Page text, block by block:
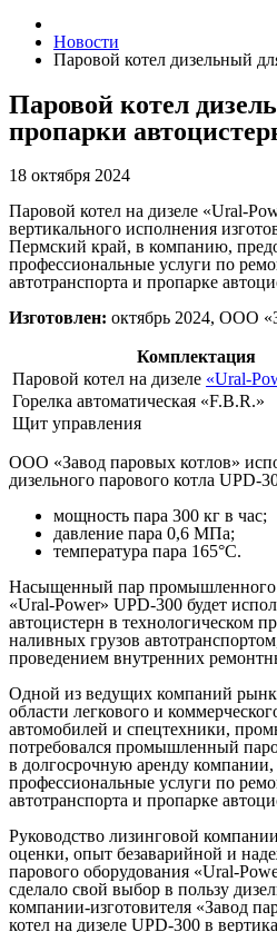
Новости
Паровой котел дизельный
Паровой котел
пропарки
18 октября 2024
Паровой котел на дизеле «Ural-
вертикального исполнения
Пермский край, в компанию,
профессиональные услуги по
автотранспорта и пропарке
Изготовлен: октябрь 2024, ООО
Комплектация
Паровой котел на дизеле «Ural-
Горелка автоматическая «F.B.R.»
Щит управления
ООО «Завод паровых котлов»
дизельного парового котла UPD-
мощность пара 300 кг в час;
давление пара 0,6 МПа;
температура пара 165°С.
Насыщенный пар промышленного
«Ural-Power» UPD-300 будет
автоцистерн в технологическом
наливных грузов
проведением внутренних
Одной из ведущих компаний
области легкового и
автомобилей и спецтехники,
потребовался промышленный
в долгосрочную аренду
профессиональные услуги по
автотранспорта и пропарке
Руководство лизинговой
оценки, опыт безаварийной и
парового оборудования «Ural-
сделало свой выбор в пользу
компании-изготовителя «Завод
котел на дизеле UPD-300 в